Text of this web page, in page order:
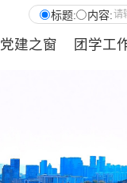
标题: 内容:
党建之窗 团学工